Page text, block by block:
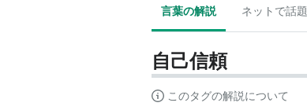
言葉の解説 ネットで話題
自己信頼
このタグの解説について